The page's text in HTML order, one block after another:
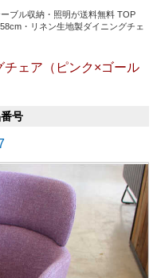
ブル収納・照明が送料無料 TOP
・リネン生地製ダイニングチェ
ェア（ピンク×ゴール
号